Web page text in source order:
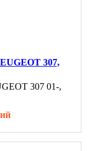
307,
307 01-,